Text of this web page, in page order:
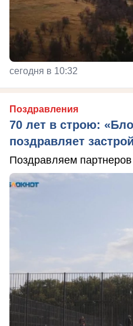
сегодня в 10:32
Поздравления
70 лет в строю:
поздравляет
Поздравляем